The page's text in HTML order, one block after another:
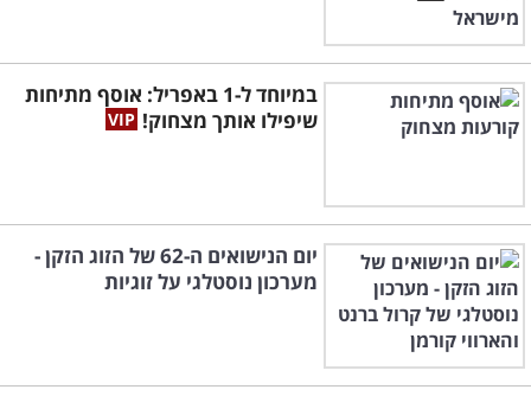
במיוחד ל-1 באפריל: אוסף מתיחות
שיפילו אותך מצחוק!
יום הנישואים ה-62 של הזוג הזקן -
מערכון נוסטלגי על זוגיות